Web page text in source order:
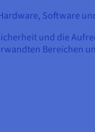
Software
und die
Bereichen